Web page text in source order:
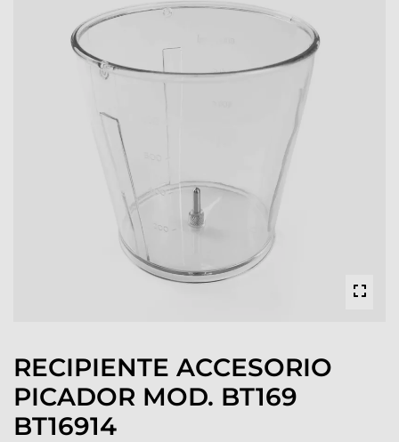
RECIPIENTE ACCESORIO
PICADOR MOD. BT169
BT16914